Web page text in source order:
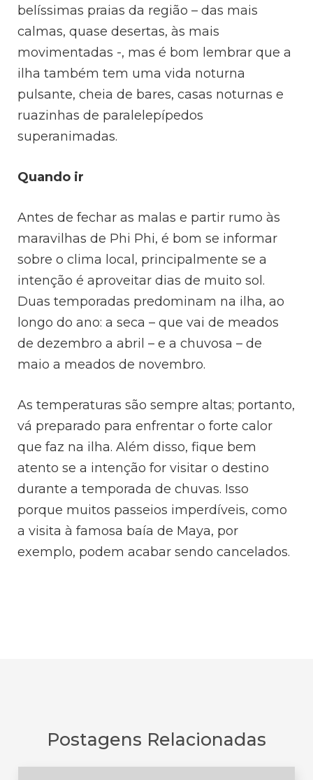
belíssimas praias da região – das mais
calmas, quase desertas, às mais
movimentadas -, mas é bom lembrar que a
ilha também tem uma vida noturna
pulsante, cheia de bares, casas noturnas e
ruazinhas de paralelepípedos
superanimadas.
Quando ir
Antes de fechar as malas e partir rumo às
maravilhas de Phi Phi, é bom se informar
sobre o clima local, principalmente se a
intenção é aproveitar dias de muito sol.
Duas temporadas predominam na ilha, ao
longo do ano: a seca – que vai de meados
de dezembro a abril – e a chuvosa – de
maio a meados de novembro.
As temperaturas são sempre altas; portanto,
vá preparado para enfrentar o forte calor
que faz na ilha. Além disso, fique bem
atento se a intenção for visitar o destino
durante a temporada de chuvas. Isso
porque muitos passeios imperdíveis, como
a visita à famosa baía de Maya, por
exemplo, podem acabar sendo cancelados.
Postagens Relacionadas